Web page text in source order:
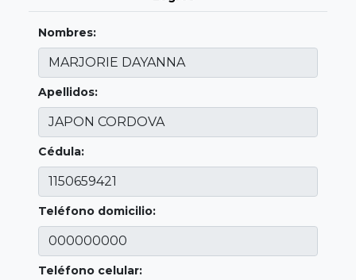
Nombres:
Apellidos:
Cédula:
Teléfono domicilio:
Teléfono celular: